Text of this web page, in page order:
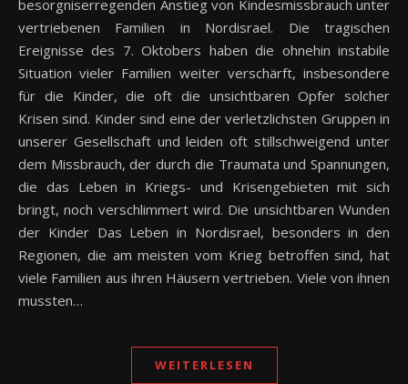
besorgniserregenden Anstieg von Kindesmissbrauch unter
vertriebenen Familien in Nordisrael. Die tragischen
Ereignisse des 7. Oktobers haben die ohnehin instabile
Situation vieler Familien weiter verschärft, insbesondere
für die Kinder, die oft die unsichtbaren Opfer solcher
Krisen sind. Kinder sind eine der verletzlichsten Gruppen in
unserer Gesellschaft und leiden oft stillschweigend unter
dem Missbrauch, der durch die Traumata und Spannungen,
die das Leben in Kriegs- und Krisengebieten mit sich
bringt, noch verschlimmert wird. Die unsichtbaren Wunden
der Kinder Das Leben in Nordisrael, besonders in den
Regionen, die am meisten vom Krieg betroffen sind, hat
viele Familien aus ihren Häusern vertrieben. Viele von ihnen
mussten…
WEITERLESEN